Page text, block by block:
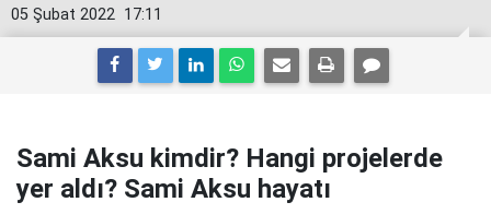
17:11
05 Şubat 2022
Sami Aksu kimdir? Hangi projelerde
yer aldı? Sami Aksu hayatı